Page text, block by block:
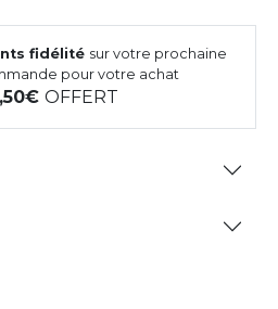
fidélité sur votre prochaine
pour votre achat
OFFERT